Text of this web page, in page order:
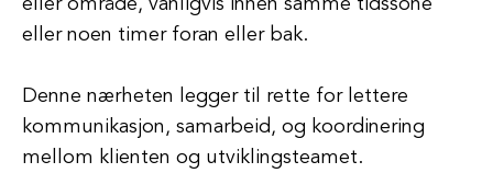
eller område, vanligvis innen samme tidssone
eller noen timer foran eller bak.
Denne nærheten legger til rette for lettere
kommunikasjon, samarbeid, og koordinering
mellom klienten og utviklingsteamet.